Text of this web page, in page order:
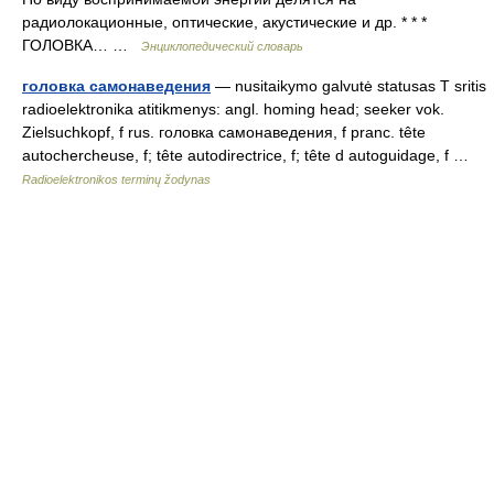
радиолокационные, оптические, акустические и др. * * *
ГОЛОВКА… …
Энциклопедический словарь
головка самонаведения — nusitaikymo galvutė statusas T sritis
radioelektronika atitikmenys: angl. homing head; seeker vok.
Zielsuchkopf, f rus. головка самонаведения, f pranc. tête
autochercheuse, f; tête autodirectrice, f; tête d autoguidage, f …
Radioelektronikos terminų žodynas